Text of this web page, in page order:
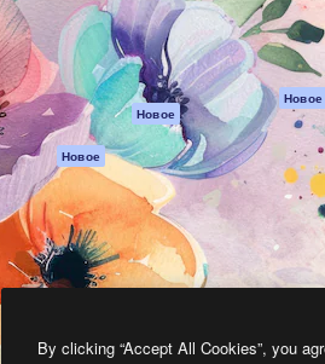
Генератор голоса
на основе ИИ
Стоковый контент
MCP для
Claude/ChatGPT
Новое
Агенты Новое
API
Мобильное
приложение
Все инструменты
Magnific
положения
Политика
Оригиналы Новое
Политика
cookie
Центр доверия
Партнеры
Предприятие
By clicking “Accept All Cookies”, you